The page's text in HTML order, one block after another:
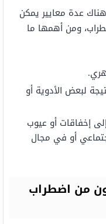
عدة معايير يمكن
ومن أهمها ما
لبعض الأدوية أو
إخفاقات أو عيوب
أو في مجال
من اضطراب